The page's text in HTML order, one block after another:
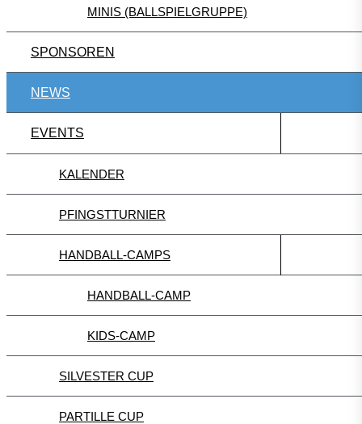
MINIS (BALLSPIELGRUPPE)
SPONSOREN
NEWS
EVENTS
KALENDER
PFINGSTTURNIER
HANDBALL-CAMPS
HANDBALL-CAMP
KIDS-CAMP
SILVESTER CUP
PARTILLE CUP